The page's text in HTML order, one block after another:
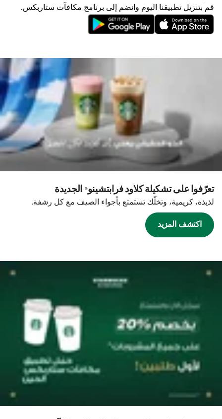
قم بتنزيل تطبيقنا اليوم وانضم إلى برنامج مكافآت ستاربكس.
تعرّفوا على تشكيلة كلاود فرابتشينو® الجديدة
لذيذة، كريمية، وتخلّك تستمتع بأجواء الصيف مع كل رشفة.
اكتشف المزيد